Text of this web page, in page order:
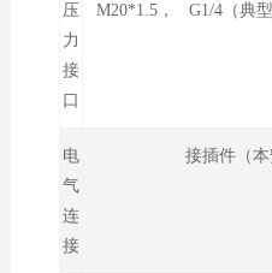
压
力
接
口
M20*1.5， G1/4（典
电
气
连
接
接插件（